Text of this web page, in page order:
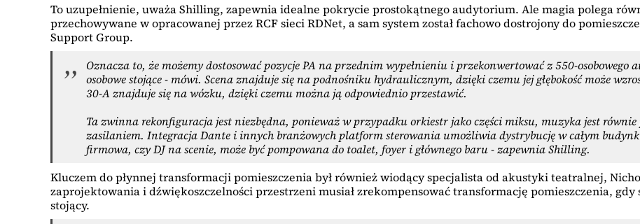
To uzupełnienie, uważa Shilling, zapewnia idealne pokrycie prostokątnego audytorium. Ale magia polega
przechowywane w opracowanej przez RCF sieci RDNet, a sam system został fachowo dostrojony do
Support Group.
Oznacza to, że możemy dostosować pozycje PA na przednim wypełnieniu i przekonwertować z 550-osobowego
osobowe stojące - mówi. Scena znajduje się na podnośniku hydraulicznym, dzięki czemu jej głębokość może
30-A znajduje się na wózku, dzięki czemu można ją odpowiednio przestawić.
Ta zwinna rekonfiguracja jest niezbędna, ponieważ w przypadku orkiestr jako części miksu, muzyka jest
zasilaniem. Integracja Dante i innych branżowych platform sterowania umożliwia dystrybucję w całym
firmowa, czy DJ na scenie, może być pompowana do toalet, foyer i głównego baru - zapewnia Shilling.
Kluczem do płynnej transformacji pomieszczenia był również wiodący specjalista od akustyki teatralnej,
zaprojektowania i dźwiękoszczelności przestrzeni musiał zrekompensować transformację pomieszczenia, gdy
stojący.